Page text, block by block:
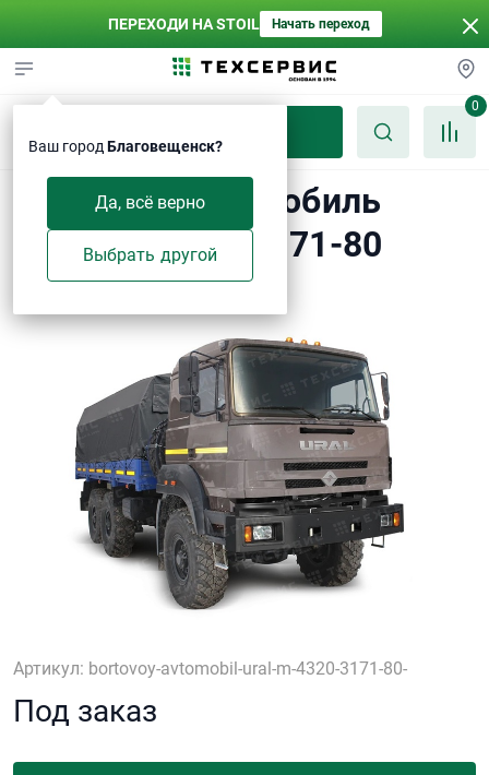
ПЕРЕХОДИ НА STOIL Начать переход
Ваш город Благовещенск?
Да, всё верно
Выбрать другой
0
Бортовой автомобиль
УРАЛ-М 4320-3171-80
Артикул: bortovoy-avtomobil-ural-m-4320-3171-80-
Под заказ